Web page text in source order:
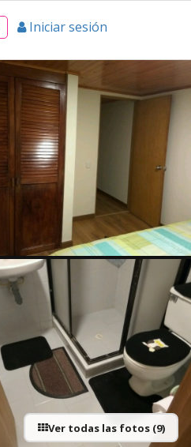
Iniciar sesión
Ver todas las fotos (9)